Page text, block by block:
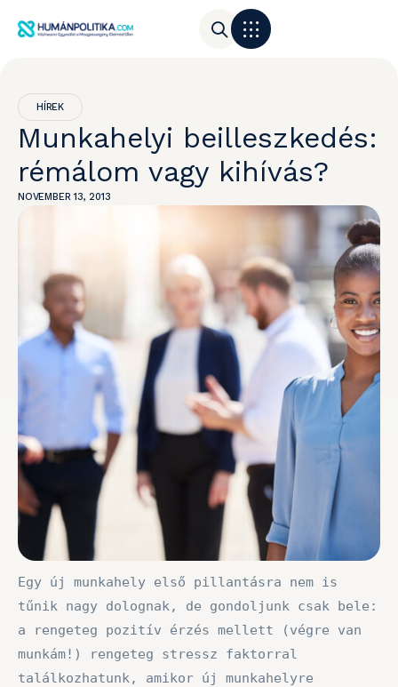
HÍREK
Munkahelyi beilleszkedés:
rémálom vagy kihívás?
NOVEMBER 13, 2013
Egy új munkahely első pillantásra nem is
tűnik nagy dolognak, de gondoljunk csak bele:
a rengeteg pozitív érzés mellett (végre van
munkám!) rengeteg stressz faktorral
találkozhatunk, amikor új munkahelyre